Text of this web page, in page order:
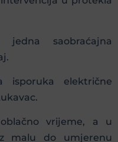
jedna saobraćajna
isporuka električne
vrijeme, a u
malu do umjerenu